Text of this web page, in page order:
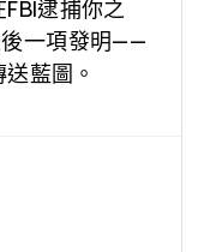
逮捕你之
一項發明——
藍圖。